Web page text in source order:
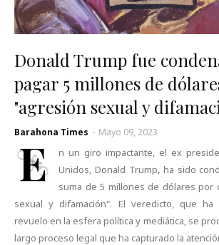
Donald Trump fue
pagar 5 millones de
"agresión sexual y
Barahona Times - Mayo 09, 2023
E
n un giro impactante, el ex
Unidos, Donald Trump, ha sido
suma de 5 millones de dólares por
sexual y difamación". El veredicto, que
revuelo en la esfera política y mediática, se
largo proceso legal que ha capturado la